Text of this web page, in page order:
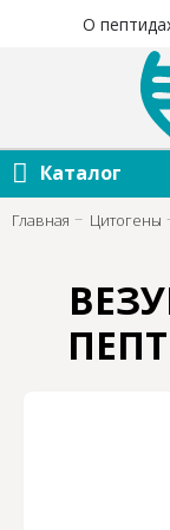
О
Каталог
Главная Цитогены